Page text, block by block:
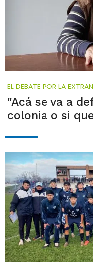
EL DEBATE POR LA
"Acá se va a
colonia o si